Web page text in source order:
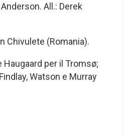
All.: Derek
Chivulete (Romania).
Haugaard per il Tromsø;
Watson e Murray